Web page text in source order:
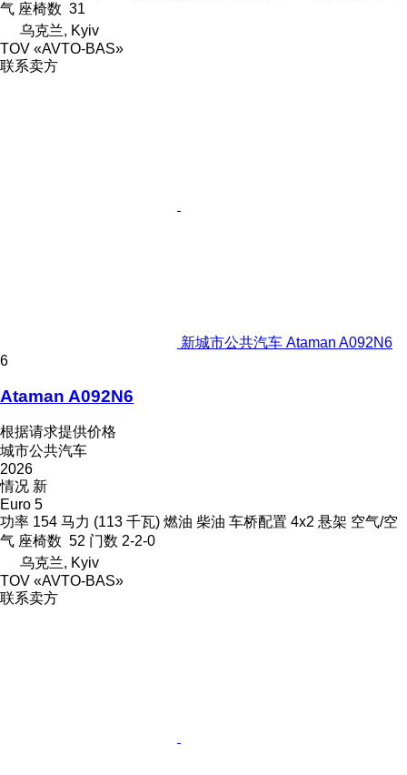
气 座椅数 31
乌克兰, Kyiv
TOV «AVTO-BAS»
联系卖方
新城市公共汽车 Ataman A092N6
6
Ataman A092N6
根据请求提供价格
城市公共汽车
2026
情况 新
Euro 5
功率 154 马力 (113 千瓦) 燃油 柴油 车桥配置 4x2 悬架 空气/空
气 座椅数 52 门数 2-2-0
乌克兰, Kyiv
TOV «AVTO-BAS»
联系卖方